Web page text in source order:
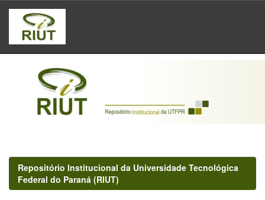
Skip
navigation
Repositório Institucional da Universidade Tecnológica
Federal do Paraná (RIUT)